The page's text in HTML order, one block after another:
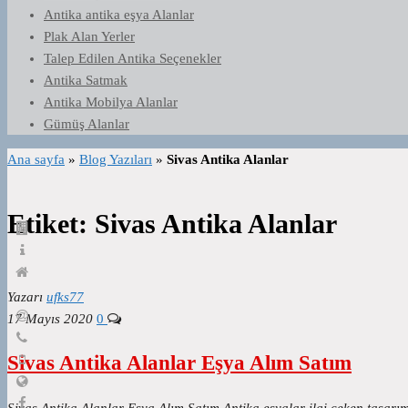
Antika antika eşya Alanlar
Plak Alan Yerler
Talep Edilen Antika Seçenekler
Antika Satmak
Antika Mobilya Alanlar
Gümüş Alanlar
Ana sayfa » Blog Yazıları » Sivas Antika Alanlar
Etiket: Sivas Antika Alanlar
Yazarı ufks77
17 Mayıs 2020 0
Sivas Antika Alanlar Eşya Alım Satım